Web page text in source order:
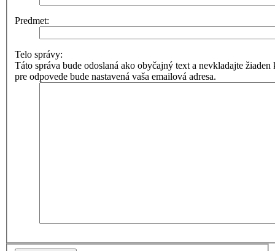
Predmet:
Telo správy:
Táto správa bude odoslaná ako obyčajný text a nevkladajte
pre odpovede bude nastavená vaša emailová adresa.